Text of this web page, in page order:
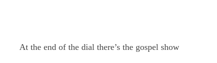
At the end of the dial there’s the gospel show